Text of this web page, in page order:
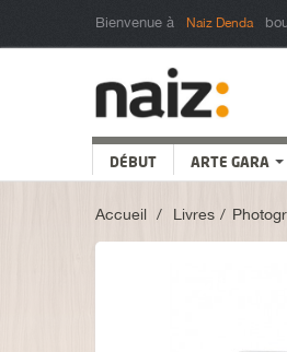
Bienvenue à Naiz Denda
DÉBUT ARTE GARA
Accueil > Livres >